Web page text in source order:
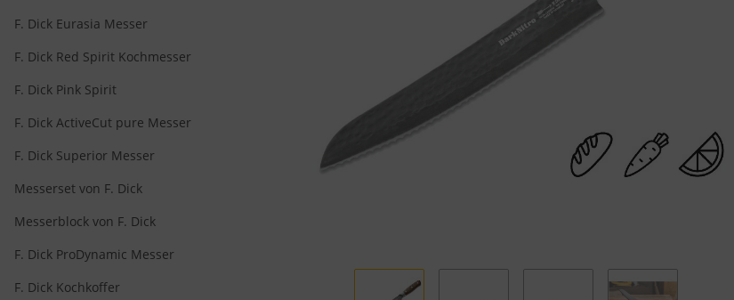
F. Dick Eurasia Messer
F. Dick Red Spirit Kochmesser
F. Dick Pink Spirit
F. Dick ActiveCut pure Messer
F. Dick Superior Messer
Messerset von F. Dick
Messerblock von F. Dick
F. Dick ProDynamic Messer
F. Dick Kochkoffer